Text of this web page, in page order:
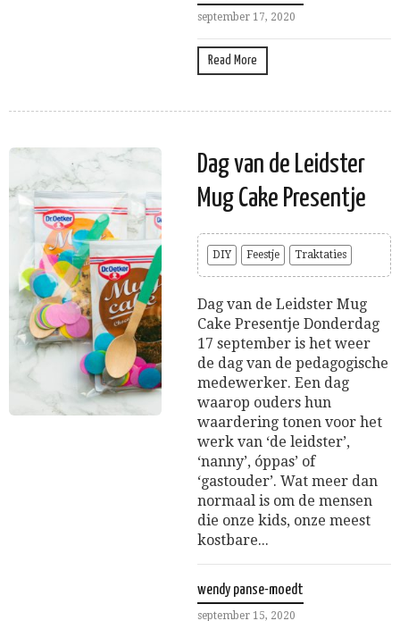
september 17, 2020
Read More
Dag van de Leidster
Mug Cake Presentje
DIY Feestje Traktaties
Dag van de Leidster Mug
Cake Presentje Donderdag
17 september is het weer
de dag van de pedagogische
medewerker. Een dag
waarop ouders hun
waardering tonen voor het
werk van ‘de leidster’,
‘nanny’, óppas’ of
‘gastouder’. Wat meer dan
normaal is om de mensen
die onze kids, onze meest
kostbare...
wendy panse-moedt
september 15, 2020